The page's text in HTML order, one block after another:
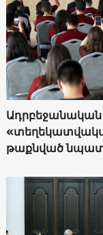
Ադրբեջանական
թաքնված